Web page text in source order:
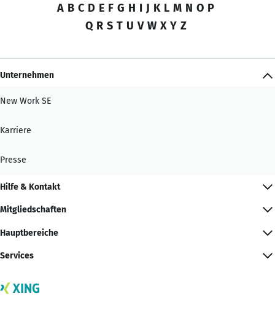
A B C D E F G H I J K L M N O P
Q R S T U V W X Y Z
Unternehmen
New Work SE
Karriere
Presse
Hilfe & Kontakt
Mitgliedschaften
Hauptbereiche
Services